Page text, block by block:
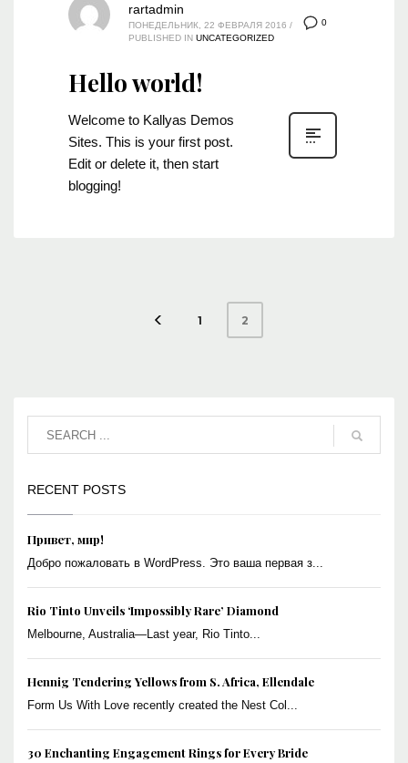
0
rartadmin
ПОНЕДЕЛЬНИК, 22 ФЕВРАЛЯ 2016 /
PUBLISHED IN UNCATEGORIZED
Hello world!
Welcome to Kallyas Demos
Sites. This is your first post.
Edit or delete it, then start
blogging!
1 2
RECENT POSTS
Привет, мир!
Добро пожаловать в WordPress. Это ваша первая з...
Rio Tinto Unveils ‘Impossibly Rare’ Diamond
Melbourne, Australia—Last year, Rio Tinto...
Hennig Tendering Yellows from S. Africa, Ellendale
Form Us With Love recently created the Nest Col...
30 Enchanting Engagement Rings for Every Bride